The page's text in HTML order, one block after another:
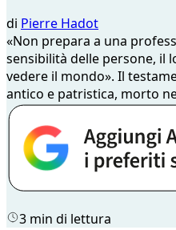
di Pierre Hadot
«Non prepara a una
sensibilità delle persone, il
vedere il mondo». Il
antico e patristica, morto
3 min di lettura